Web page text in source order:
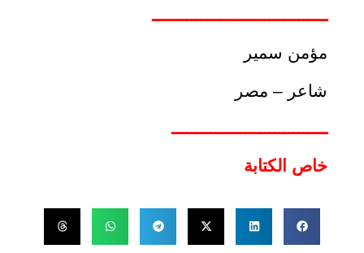
ــــــــــــــــــــــــــــــــــــ
مؤمن سمير
شاعر – مصر
ــــــــــــــــــــــــــــــــ
خاص الكتابة